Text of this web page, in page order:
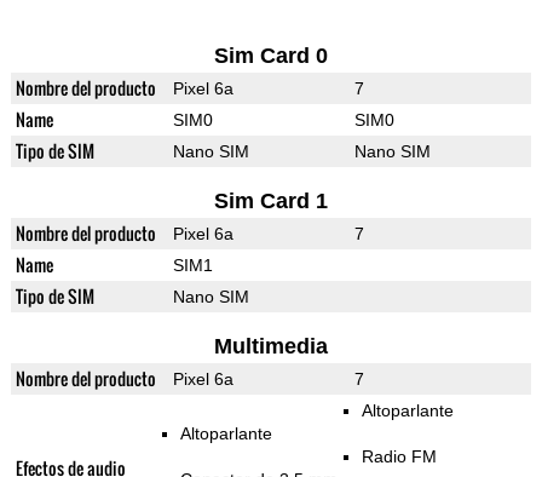
Sim Card 0
Nombre del producto Pixel 6a 7
Name SIM0 SIM0
Tipo de SIM Nano SIM Nano SIM
Sim Card 1
Nombre del producto Pixel 6a 7
Name SIM1
Tipo de SIM Nano SIM
Multimedia
Nombre del producto Pixel 6a 7
Efectos de audio
Altoparlante
Altoparlante
Radio FM